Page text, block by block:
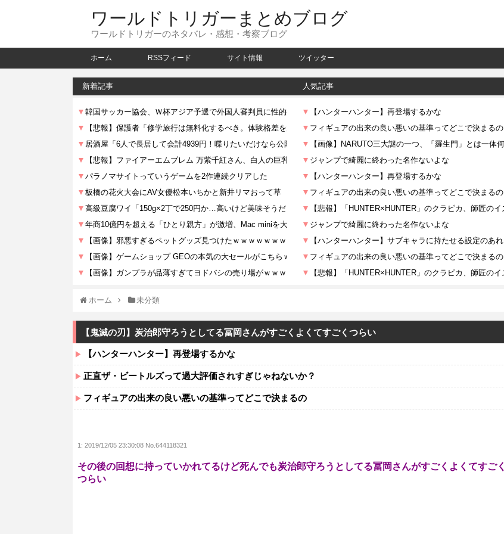
ワールドトリガーまとめブログ
ワールドトリガーのネタバレ・感想・考察ブログ
ホーム RSSフィード サイト情報 ツイッター
新着記事 人気記事
ホーム 未分類
【鬼滅の刃】炭治郎守ろうとしてる冨岡さんがすごくよくてすごくつらい
【ハンターハンター】再登場するかな
正直ザ・ビートルズって過大評価されすぎじゃねないか？
フィギュアの出来の良い悪いの基準ってどこで決まるの
1: 2019/12/05 23:30:08 No.644118321
その後の回想に持っていかれてるけど死んでも炭治郎守ろうとしてる冨岡さんがすごくよくてすごく
つらい